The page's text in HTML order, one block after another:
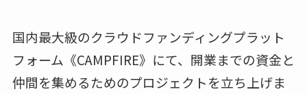
国内最大級のクラウドファンディングプラット
フォーム《CAMPFIRE》にて、開業までの資金と
仲間を集めるためのプロジェクトを立ち上げま